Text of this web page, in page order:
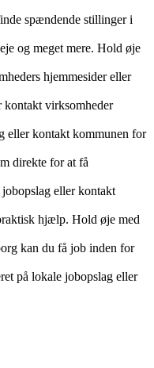
spændende stillinger i
og meget mere. Hold øje
hjemmesider eller
kontakt virksomheder
eller kontakt kommunen for
direkte for at få
eller kontakt
hjælp. Hold øje med
kan du få job inden for
på lokale jobopslag eller